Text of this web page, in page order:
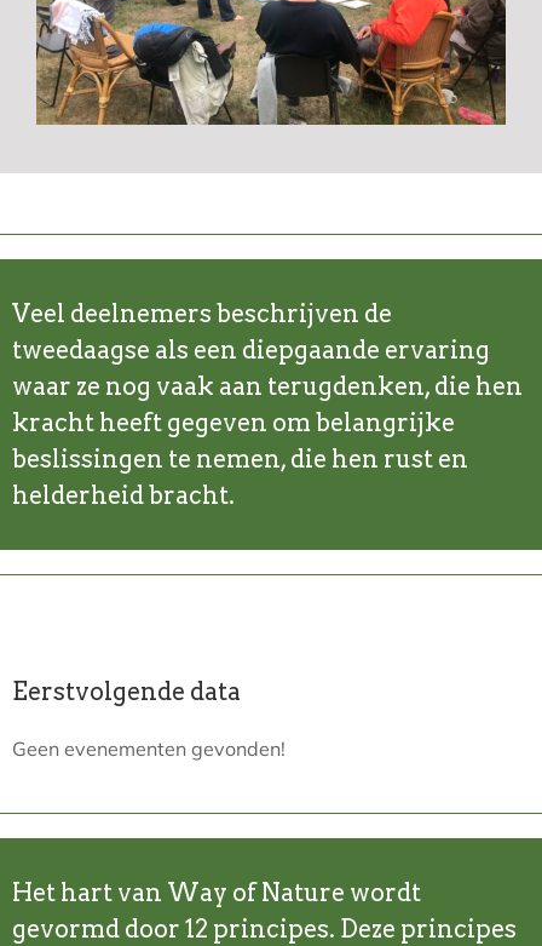
Veel deelnemers beschrijven de
tweedaagse als een diepgaande ervaring
waar ze nog vaak aan terugdenken, die hen
kracht heeft gegeven om belangrijke
beslissingen te nemen, die hen rust en
helderheid bracht.
Eerstvolgende data
Geen evenementen gevonden!
Het hart van Way of Nature wordt
gevormd door 12 principes. Deze principes